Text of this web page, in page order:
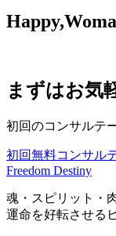
まずはお気
初回のコンサルテ
初回無料コンサル
Freedom Destiny
魂・スピリット・
運命を好転させる